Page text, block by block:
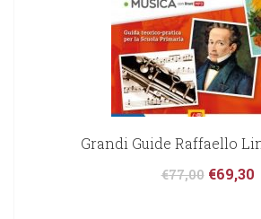
Grandi Guide Raffaello
€77,00 €69,30